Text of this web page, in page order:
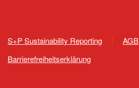
S+P Sustainability Reporting AGB
Barrierefreiheitserklärung